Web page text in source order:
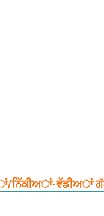
ਨਿੱਕੀਅਾਂ-ਵੱਡੀਅਾਂ